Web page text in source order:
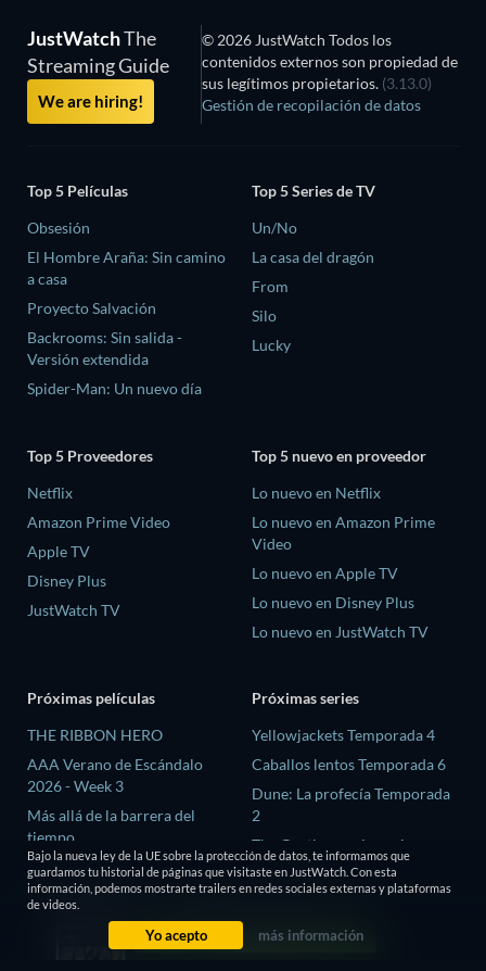
JustWatchThe
Streaming Guide
We are hiring!
© 2026 JustWatch Todos los
contenidos externos son propiedad de
sus legítimos propietarios. (3.13.0)
Gestión de recopilación de datos
Top 5 Películas
Obsesión
El Hombre Araña: Sin camino
a casa
Proyecto Salvación
Backrooms: Sin salida -
Versión extendida
Spider-Man: Un nuevo día
Top 5 Series de TV
Un/No
La casa del dragón
From
Silo
Lucky
Top 5 Proveedores
Netflix
Amazon Prime Video
Apple TV
Disney Plus
JustWatch TV
Top 5 nuevo en proveedor
Lo nuevo en Netflix
Lo nuevo en Amazon Prime
Video
Lo nuevo en Apple TV
Lo nuevo en Disney Plus
Lo nuevo en JustWatch TV
Próximas películas
THE RIBBON HERO
AAA Verano de Escándalo
2026 - Week 3
Más allá de la barrera del
tiempo
Megaville
El proceso de las brujas
Próximas series
Yellowjackets Temporada 4
Caballos lentos Temporada 6
Dune: La profecía Temporada
2
The Gentlemen: La serie
Temporada 2
El amor es ciego: Reino Unido
Bajo la nueva ley de la UE sobre la protección de datos, te informamos que
guardamos tu historial de páginas que visitaste en JustWatch. Con esta
información, podemos mostrarte trailers en redes sociales externas y plataformas
de videos.
Yo acepto más información